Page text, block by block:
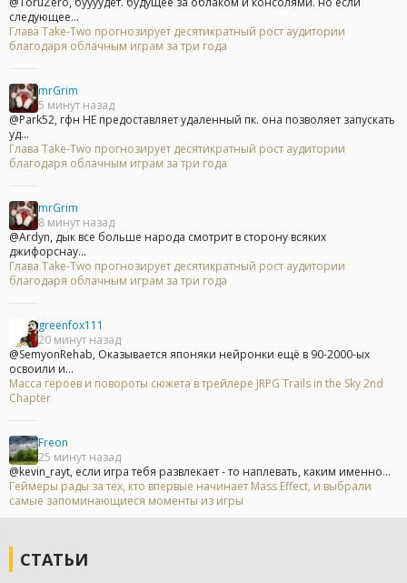
следующее...
Глава Take-Two прогнозирует десятикратный рост аудитории
благодаря облачным играм за три года
mrGrim
5 минут назад
@Park52, гфн НЕ предоставляет удаленный пк. она позволяет запускать
уд...
Глава Take-Two прогнозирует десятикратный рост аудитории
благодаря облачным играм за три года
mrGrim
8 минут назад
@Ardyn, дык все больше народа смотрит в сторону всяких
джифорснау...
Глава Take-Two прогнозирует десятикратный рост аудитории
благодаря облачным играм за три года
greenfox111
20 минут назад
@SemyonRehab, Оказывается японяки нейронки ещё в 90-2000-ых
освоили и...
Масса героев и повороты сюжета в трейлере JRPG Trails in the Sky 2nd
Chapter
Freon
25 минут назад
@kevin_rayt, если игра тебя развлекает - то наплевать, каким именно...
Геймеры рады за тех, кто впервые начинает Mass Effect, и выбрали
самые запоминающиеся моменты из игры
СТАТЬИ